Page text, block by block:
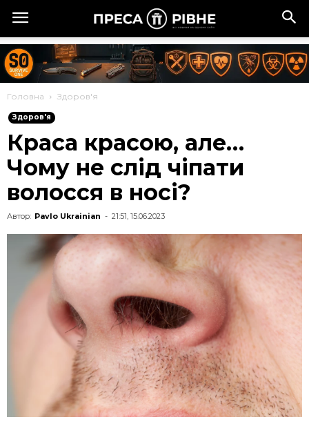
Головна Здоров'я
Здоров'я
Краса красою, але…
Чому не слід чіпати
волосся в носі?
Автор: Pavlo Ukrainian - 21:51, 15.06.2023